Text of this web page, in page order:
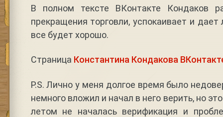
В полном тексте ВКонтакте Кондаков
прекращения торговли, успокаивает и
все будет хорошо.
Страница Константина Кондакова
P.S. Лично у меня долгое время было
немного вложил и начал в него верить, но
летом не началась верификация и